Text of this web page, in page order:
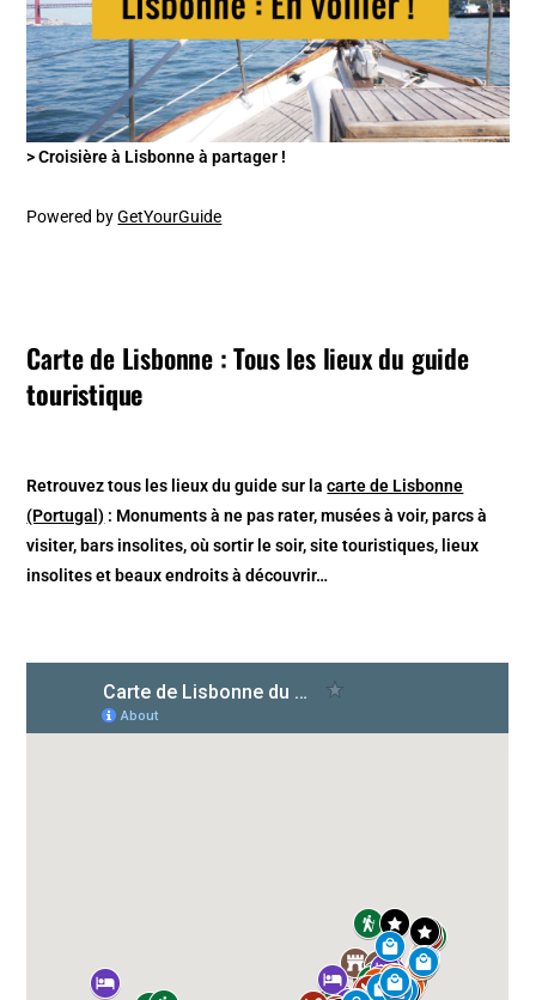
> Croisière à Lisbonne à partager !
Powered byGetYourGuide
Carte de Lisbonne : Tous les lieux du guide
touristique
Retrouvez tous les lieux du guide sur lacarte de Lisbonne
(Portugal) : Monuments à ne pas rater, musées à voir, parcs à
visiter, bars insolites, où sortir le soir, site touristiques, lieux
insolites et beaux endroits à découvrir…